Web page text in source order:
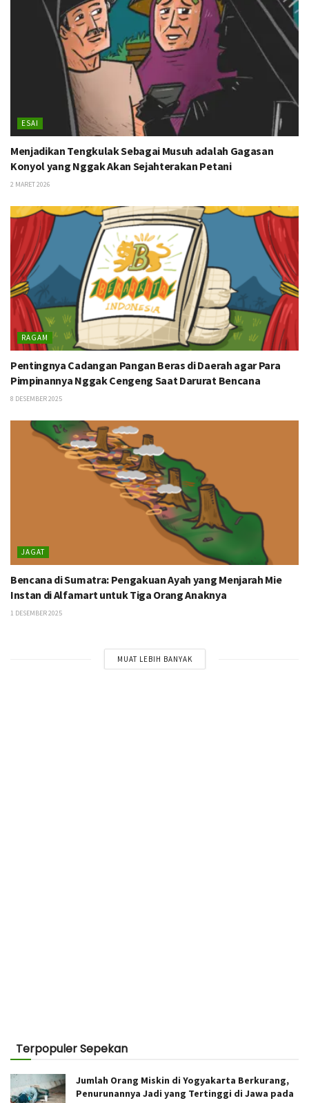
ESAI
Menjadikan Tengkulak Sebagai Musuh adalah Gagasan
Konyol yang Nggak Akan Sejahterakan Petani
2 MARET 2026
RAGAM
Pentingnya Cadangan Pangan Beras di Daerah agar Para
Pimpinannya Nggak Cengeng Saat Darurat Bencana
8 DESEMBER 2025
JAGAT
Bencana di Sumatra: Pengakuan Ayah yang Menjarah Mie
Instan di Alfamart untuk Tiga Orang Anaknya
1 DESEMBER 2025
MUAT LEBIH BANYAK
Terpopuler Sepekan
Jumlah Orang Miskin di Yogyakarta Berkurang,
Penurunannya Jadi yang Tertinggi di Jawa pada